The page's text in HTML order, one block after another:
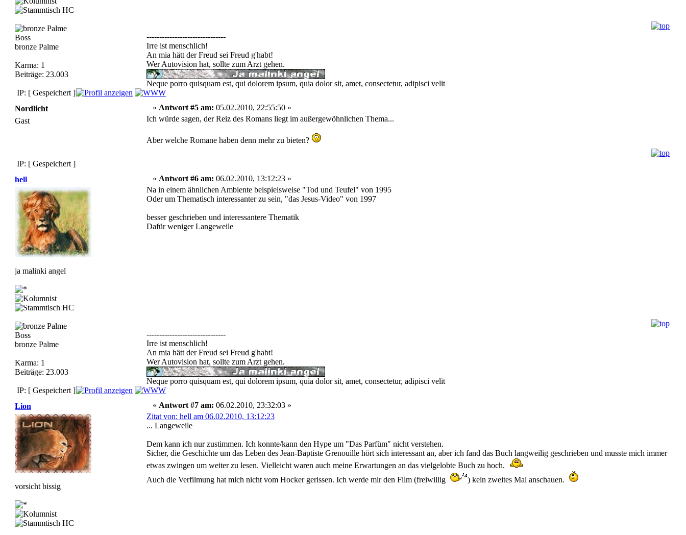
Boss
bronze Palme
Karma: 1
Beiträge: 23.003
-------------------------------
Irre ist menschlich!
An mia hätt der Freud sei Freud g'habt!
Wer Autovision hat, sollte zum Arzt gehen.
Neque porro quisquam est, qui dolorem ipsum, quia dolor sit, amet, consectetur, adipisci velit
IP: [ Gespeichert ]
Nordlicht
Gast
« Antwort #5 am: 05.02.2010, 22:55:50 »
Ich würde sagen, der Reiz des Romans liegt im außergewöhnlichen Thema...
Aber welche Romane haben denn mehr zu bieten?
IP: [ Gespeichert ]
hell
ja malinki angel
Boss
bronze Palme
Karma: 1
Beiträge: 23.003
« Antwort #6 am: 06.02.2010, 13:12:23 »
Na in einem ähnlichen Ambiente beispielsweise "Tod und Teufel" von 1995
Oder um Thematisch interessanter zu sein, "das Jesus-Video" von 1997
besser geschrieben und interessantere Thematik
Dafür weniger Langeweile
-------------------------------
Irre ist menschlich!
An mia hätt der Freud sei Freud g'habt!
Wer Autovision hat, sollte zum Arzt gehen.
Neque porro quisquam est, qui dolorem ipsum, quia dolor sit, amet, consectetur, adipisci velit
IP: [ Gespeichert ]
Lion
vorsicht bissig
« Antwort #7 am: 06.02.2010, 23:32:03 »
Zitat von: hell am 06.02.2010, 13:12:23
... Langeweile
Dem kann ich nur zustimmen. Ich konnte/kann den Hype um "Das Parfüm" nicht verstehen.
Sicher, die Geschichte um das Leben des Jean-Baptiste Grenouille hört sich interessant an, aber ich fand das Buch langweilig geschrieben und musste mich immer
etwas zwingen um weiter zu lesen. Vielleicht waren auch meine Erwartungen an das vielgelobte Buch zu hoch.
Auch die Verfilmung hat mich nicht vom Hocker gerissen. Ich werde mir den Film (freiwillig
) kein zweites Mal anschauen.